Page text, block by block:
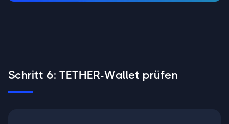
Schritt 6: TETHER-Wallet prüfen